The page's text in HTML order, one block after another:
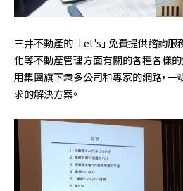
三井不動產的「Let's」 免費提供諮詢服
化等不動產管理方面有關的各種各樣的
用集團旗下衆多公司和專家的網路，
求的解決方案。